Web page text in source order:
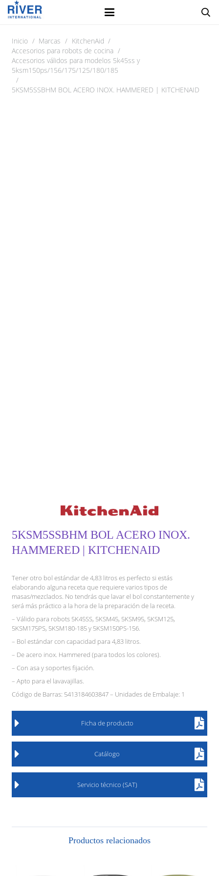
Inicio / Marcas / KitchenAid /
Accesorios para robots de cocina /
Accesorios válidos para modelos 5k45ss y
5ksm150ps/156/175/125/180/185
/
5KSM5SSBHM BOL ACERO INOX. HAMMERED | KITCHENAID
5KSM5SSBHM BOL ACERO INOX.
HAMMERED | KITCHENAID
Tener otro bol estándar de 4,83 litros es perfecto si estás
elaborando alguna receta que requiere varios tipos de
masas/mezclados. No tendrás que lavar el bol constantemente y
será más práctico a la hora de la preparación de la receta.
– Válido para robots 5K45SS, 5KSM45, 5KSM95, 5KSM125,
5KSM175PS, 5KSM180-185 y 5KSM150PS-156.
– Bol estándar con capacidad para 4,83 litros.
– De acero inox. Hammered (para todos los colores).
– Con asa y soportes fijación.
– Apto para el lavavajillas.
Código de Barras: 5413184603847 – Unidades de Embalaje: 1
Ficha de producto
Catálogo
Servicio técnico (SAT)
Productos relacionados